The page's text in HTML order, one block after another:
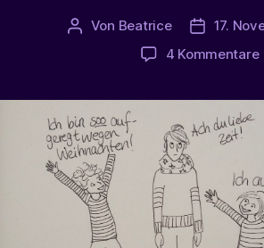
Beitragsautor
Von Beatrice
17.
4 Kommentarezu